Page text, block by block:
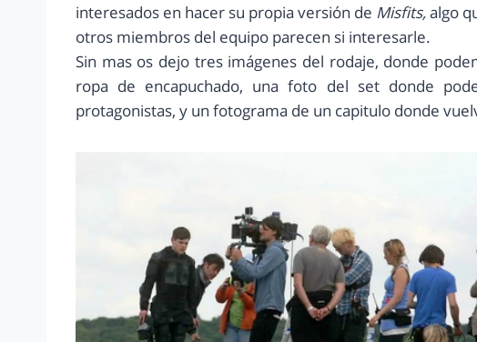
interesados en hacer su propia versión de Misfits,algo
otros miembros del equipo parecen si interesarle.
Sin mas os dejo tres imágenes del rodaje, donde
ropa de encapuchado, una foto del set donde
protagonistas, y un fotograma de un capitulo donde